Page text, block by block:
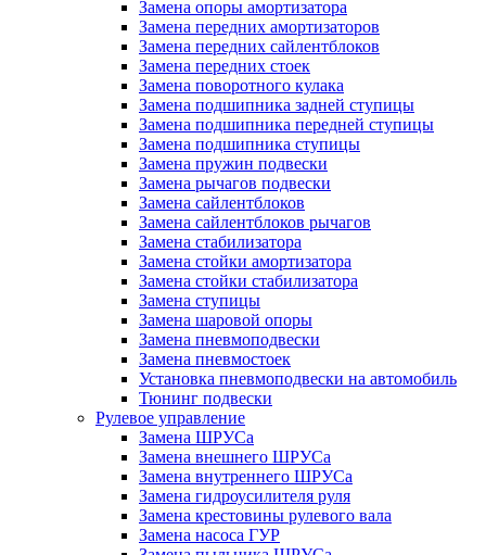
Замена опоры амортизатора
Замена передних амортизаторов
Замена передних сайлентблоков
Замена передних стоек
Замена поворотного кулака
Замена подшипника задней ступицы
Замена подшипника передней ступицы
Замена подшипника ступицы
Замена пружин подвески
Замена рычагов подвески
Замена сайлентблоков
Замена сайлентблоков рычагов
Замена стабилизатора
Замена стойки амортизатора
Замена стойки стабилизатора
Замена ступицы
Замена шаровой опоры
Замена пневмоподвески
Замена пневмостоек
Установка пневмоподвески на автомобиль
Тюнинг подвески
Рулевое управление
Замена ШРУСа
Замена внешнего ШРУСа
Замена внутреннего ШРУСа
Замена гидроусилителя руля
Замена крестовины рулевого вала
Замена насоса ГУР